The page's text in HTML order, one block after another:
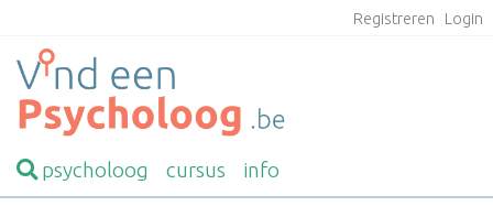
Registreren Login
psycholoog cursus info